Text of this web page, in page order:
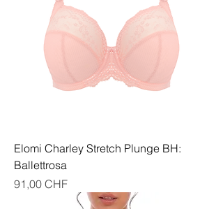
Elomi Charley Stretch Plunge BH:
Ballettrosa
Preis
91,00 CHF